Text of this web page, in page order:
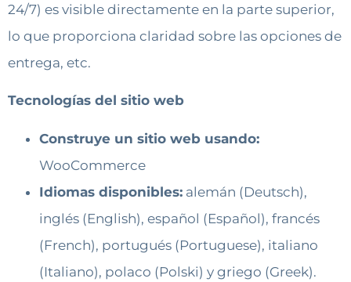
24/7) es visible directamente en la parte superior,
lo que proporciona claridad sobre las opciones de
entrega, etc.
Tecnologías del sitio web
Construye un sitio web usando:
WooCommerce
Idiomas disponibles: alemán (Deutsch),
inglés (English), español (Español), francés
(French), portugués (Portuguese), italiano
(Italiano), polaco (Polski) y griego (Greek).